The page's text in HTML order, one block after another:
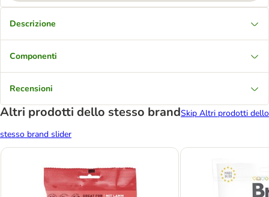
Descrizione
Componenti
Recensioni
Altri prodotti dello stesso brandSkip Altri prodotti dello
stesso brand slider